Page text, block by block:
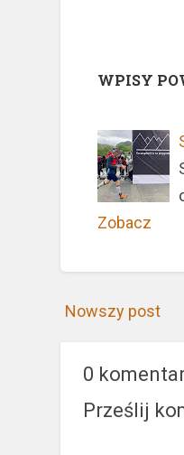
WPISY
Zobacz
Nowszy post
0
Prześlij